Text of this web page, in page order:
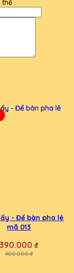
.
- Để bàn pha lê
mã 013
390.000 ₫
400.000 ₫